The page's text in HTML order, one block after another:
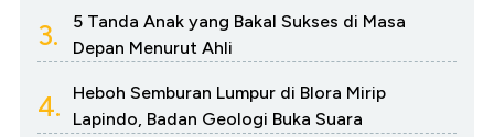
3.
5 Tanda Anak yang Bakal Sukses di Masa
Depan Menurut Ahli
4.
Heboh Semburan Lumpur di Blora Mirip
Lapindo, Badan Geologi Buka Suara